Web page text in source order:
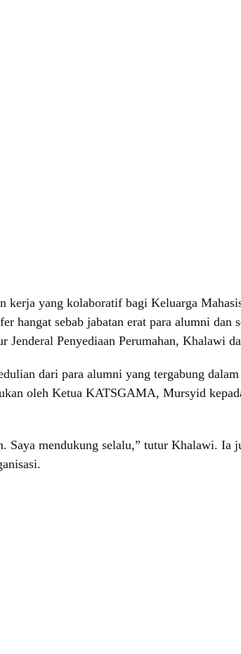
kerja yang kolaboratif bagi Keluarga
hangat sebab jabatan erat para alumni dan
Penyediaan Perumahan, Khalawi
dari para alumni yang tergabung
oleh Ketua KATSGAMA, Mursyid
mendukung selalu,” tutur Khalawi. Ia